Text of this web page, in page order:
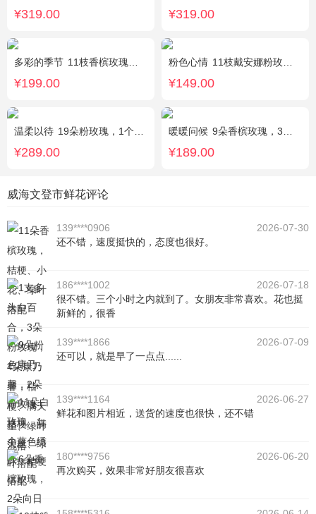
¥319.00 ¥319.00
多彩的季节 11枝香槟玫瑰，2枝多头白百合，栀子叶搭配
¥199.00
粉色心情 11枝戴安娜粉玫瑰，满天星，绿叶搭配
¥149.00
温柔以待 19朵粉玫瑰，1个粉色绣球，1枝多头白百合，桔梗、满天星、绿叶搭配
¥289.00
暖暖问候 9朵香槟玫瑰，3朵向日葵，满天星、绿叶搭配
¥189.00
威海文登市鲜花评论
139****0906
2026-07-30
还不错，速度挺快的，态度也很好。
186****1002
2026-07-18
很不错。三个小时之内就到了。女朋友非常喜欢。花也挺
新鲜的，很香
139****1866
2026-07-09
还可以，就是早了一点点......
139****1164
2026-06-27
鲜花和图片相近，送货的速度也很快，还不错
180****9756
2026-06-20
再次购买，效果非常好朋友很喜欢